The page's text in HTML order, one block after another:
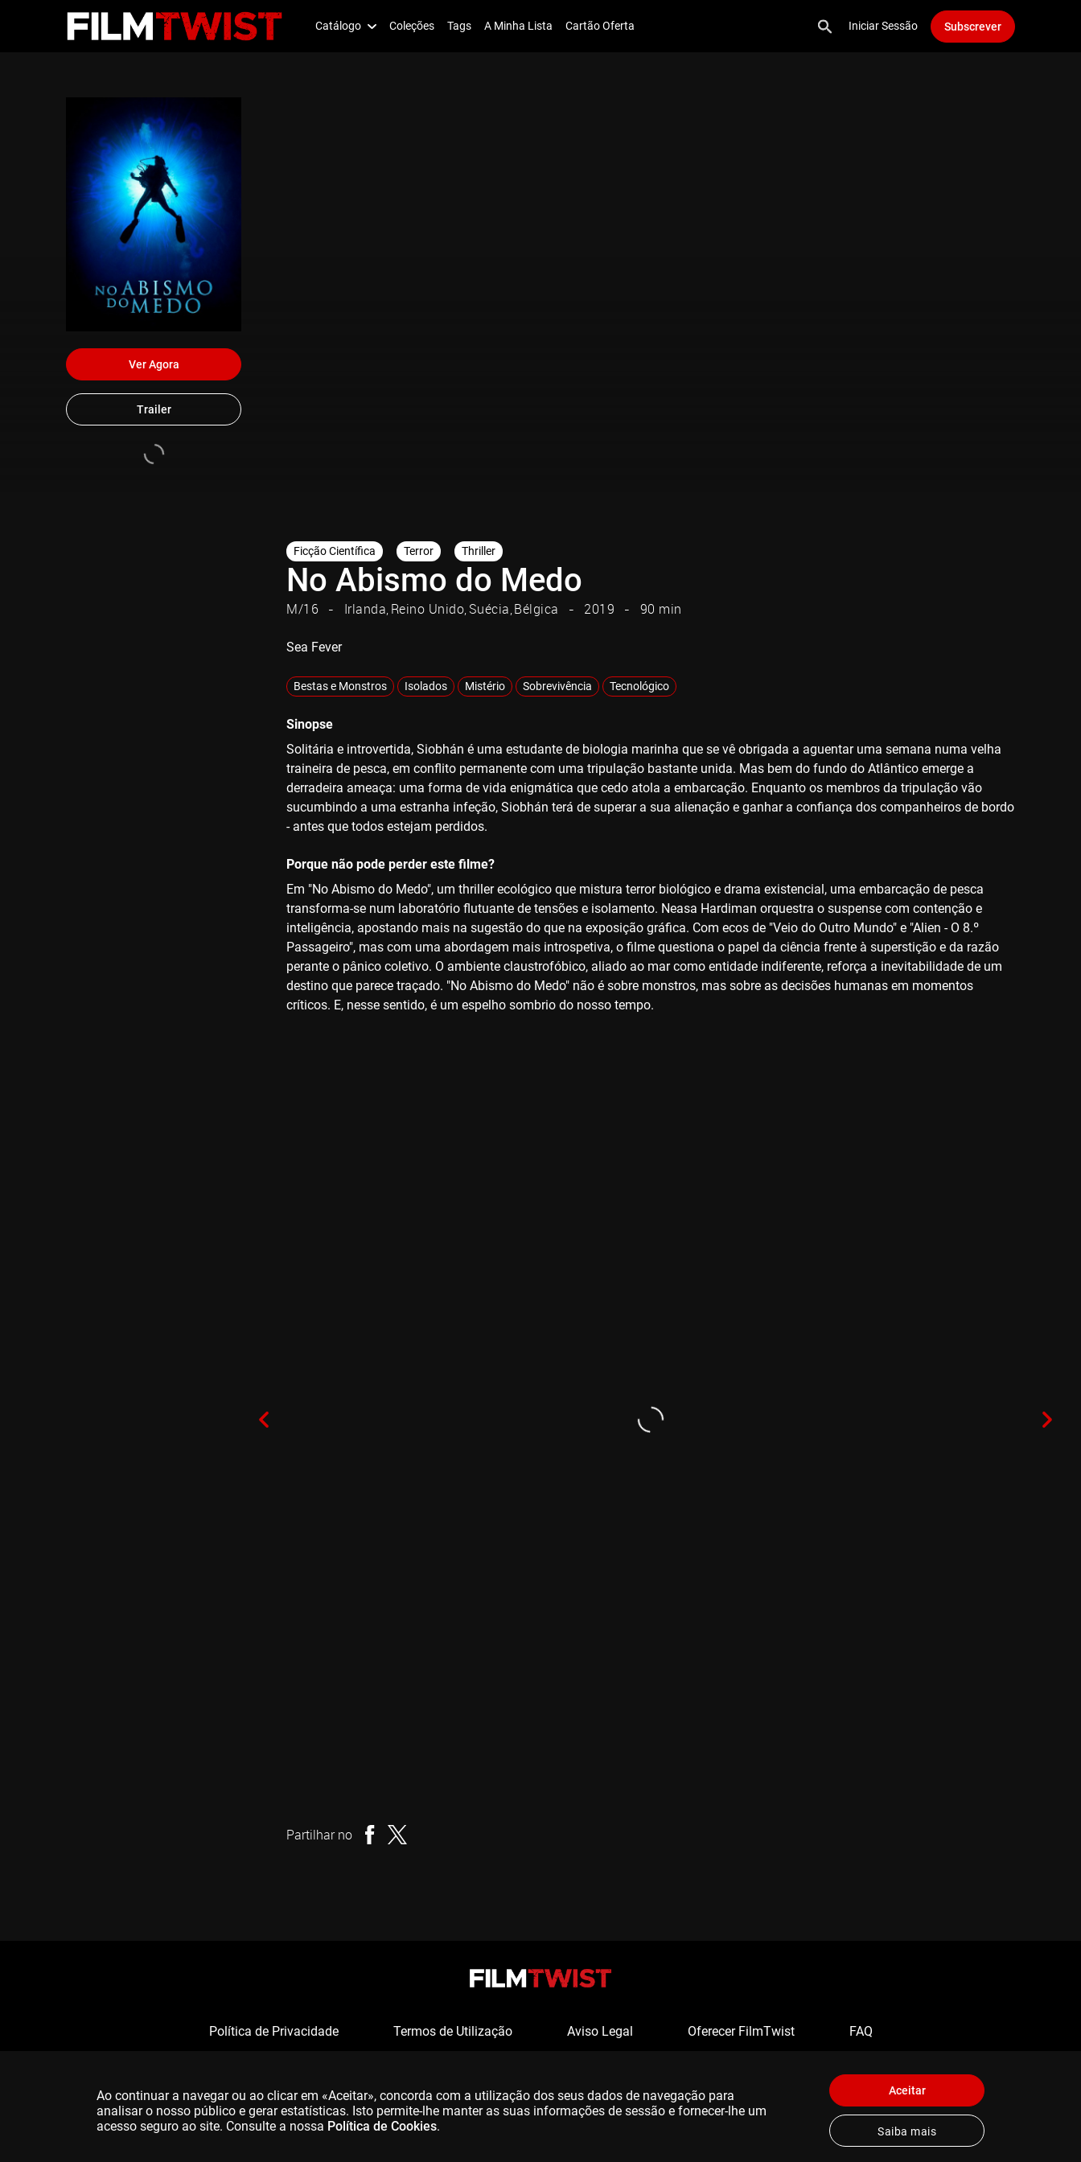
Catálogo Coleções Tags A Minha Lista Cartão Oferta Iniciar Sessão Subscrever
Ver Agora
Trailer
Ficção Científica Terror Thriller
No Abismo do Medo
M/16 Irlanda Reino Unido Suécia Bélgica 2019 90 min
Sea Fever
Bestas e Monstros Isolados Mistério Sobrevivência Tecnológico
Sinopse
Solitária e introvertida, Siobhán é uma estudante de biologia marinha que se vê obrigada a aguentar uma semana numa velha
traineira de pesca, em conflito permanente com uma tripulação bastante unida. Mas bem do fundo do Atlântico emerge a
derradeira ameaça: uma forma de vida enigmática que cedo atola a embarcação. Enquanto os membros da tripulação vão
sucumbindo a uma estranha infeção, Siobhán terá de superar a sua alienação e ganhar a confiança dos companheiros de bordo
- antes que todos estejam perdidos.
Porque não pode perder este filme?
Em "No Abismo do Medo", um thriller ecológico que mistura terror biológico e drama existencial, uma embarcação de pesca
transforma-se num laboratório flutuante de tensões e isolamento. Neasa Hardiman orquestra o suspense com contenção e
inteligência, apostando mais na sugestão do que na exposição gráfica. Com ecos de "Veio do Outro Mundo" e "Alien - O 8.º
Passageiro", mas com uma abordagem mais introspetiva, o filme questiona o papel da ciência frente à superstição e da razão
perante o pânico coletivo. O ambiente claustrofóbico, aliado ao mar como entidade indiferente, reforça a inevitabilidade de um
destino que parece traçado. "No Abismo do Medo" não é sobre monstros, mas sobre as decisões humanas em momentos
críticos. E, nesse sentido, é um espelho sombrio do nosso tempo.
Partilhar no
Política de Privacidade Termos de Utilização Aviso Legal Oferecer FilmTwist FAQ
Ao continuar a navegar ou ao clicar em «Aceitar», concorda com a utilização dos seus dados de navegação para
analisar o nosso público e gerar estatísticas. Isto permite-lhe manter as suas informações de sessão e fornecer-lhe um
acesso seguro ao site. Consulte a nossa Política de Cookies.
Aceitar
Saiba mais